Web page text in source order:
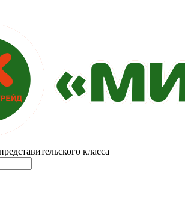
класса